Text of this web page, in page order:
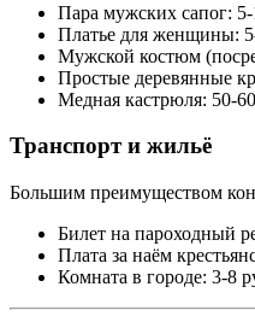
Пара мужских сапог: 5-
Платье для женщины:
Мужской костюм
Простые деревянные
Медная кастрюля: 50-
Транспорт и жильё
Большим преимуществом
Билет на пароходный
Плата за наём
Комната в городе: 3-8